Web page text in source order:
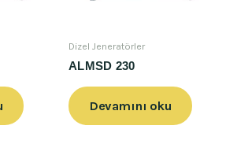
Dizel Jeneratörler
ALMSD 230
Devamını oku